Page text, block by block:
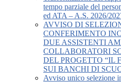
tempo parziale del
ed ATA – A.S. 2026/
AVVISO DI
CONFERIMENTO
DUE ASSISTENTI
COLLABORATORI
DEL PROGETTO “IL
SUI BANCHI DI
Avviso unico selezione